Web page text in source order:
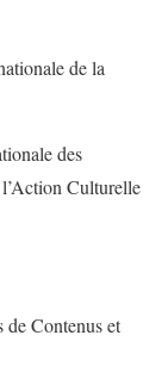
de la
des
Culturelle
et